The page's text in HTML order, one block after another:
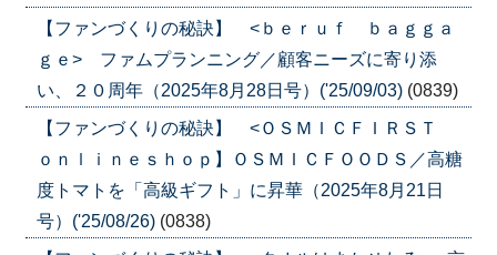
【ファンづくりの秘訣】 <ｂｅｒｕｆ ｂａｇｇａ
ｇｅ> ファムプランニング／顧客ニーズに寄り添
い、２０周年（2025年8月28日号）('25/09/03) (0839)
【ファンづくりの秘訣】 <ＯＳＭＩＣＦＩＲＳＴ
ｏｎｌｉｎｅｓｈｏｐ】ＯＳＭＩＣＦＯＯＤＳ／高糖
度トマトを「高級ギフト」に昇華（2025年8月21日
号）('25/08/26) (0838)